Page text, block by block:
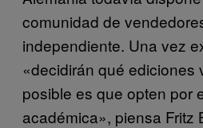
comunidad de
independiente. Una vez
«decidirán qué ediciones
posible es que opten por
académica», piensa Fritz